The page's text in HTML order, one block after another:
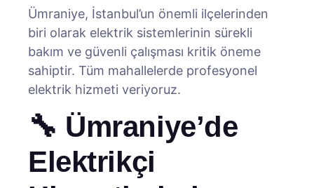
Ümraniye, İstanbul’un önemli ilçelerinden
biri olarak elektrik sistemlerinin sürekli
bakım ve güvenli çalışması kritik öneme
sahiptir. Tüm mahallelerde profesyonel
elektrik hizmeti veriyoruz.
🔧 Ümraniye’de
Elektrikçi